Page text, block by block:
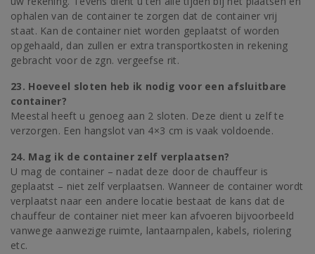
ophalen van de container te zorgen dat de container vrij
staat. Kan de container niet worden geplaatst of worden
opgehaald, dan zullen er extra transportkosten in rekening
gebracht voor de zgn. vergeefse rit.
23. Hoeveel sloten heb ik nodig voor een afsluitbare
container?
Meestal heeft u genoeg aan 2 sloten. Deze dient u zelf te
verzorgen. Een hangslot van 4×3 cm is vaak voldoende.
24. Mag ik de container zelf verplaatsen?
U mag de container – nadat deze door de chauffeur is
geplaatst – niet zelf verplaatsen. Wanneer de container wordt
verplaatst naar een andere locatie bestaat de kans dat de
chauffeur de container niet meer kan afvoeren bijvoorbeeld
vanwege aanwezige ruimte, lantaarnpalen, kabels, riolering
etc.